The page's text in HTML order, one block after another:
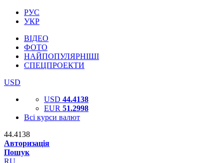
РУС
УКР
ВІДЕО
ФОТО
НАЙПОПУЛЯРНІШІ
СПЕЦПРОЕКТИ
USD
USD 44.4138
EUR 51.2998
Всі курси валют
44.4138
Авторизація
Пошук
RU